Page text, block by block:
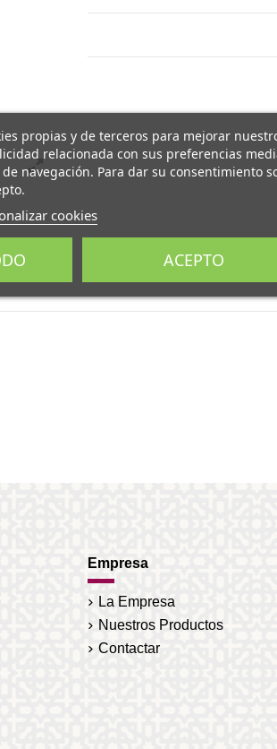
Empresa
La Empresa
Nuestros Productos
Contactar
propias y de terceros para mejorar
relacionada con sus preferencias
navegación. Para dar su consentimiento
cookies
ACEPTO